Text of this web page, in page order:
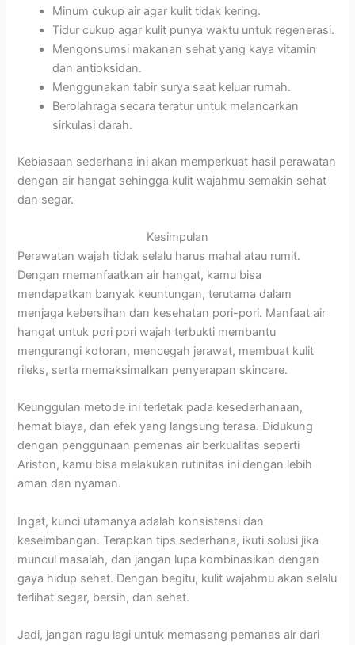
Minum cukup air agar kulit tidak kering.
Tidur cukup agar kulit punya waktu untuk regenerasi.
Mengonsumsi makanan sehat yang kaya vitamin
dan antioksidan.
Menggunakan tabir surya saat keluar rumah.
Berolahraga secara teratur untuk melancarkan
sirkulasi darah.
Kebiasaan sederhana ini akan memperkuat hasil perawatan
dengan air hangat sehingga kulit wajahmu semakin sehat
dan segar.
Kesimpulan
Perawatan wajah tidak selalu harus mahal atau rumit.
Dengan memanfaatkan air hangat, kamu bisa
mendapatkan banyak keuntungan, terutama dalam
menjaga kebersihan dan kesehatan pori-pori. Manfaat air
hangat untuk pori pori wajah terbukti membantu
mengurangi kotoran, mencegah jerawat, membuat kulit
rileks, serta memaksimalkan penyerapan skincare.
Keunggulan metode ini terletak pada kesederhanaan,
hemat biaya, dan efek yang langsung terasa. Didukung
dengan penggunaan pemanas air berkualitas seperti
Ariston, kamu bisa melakukan rutinitas ini dengan lebih
aman dan nyaman.
Ingat, kunci utamanya adalah konsistensi dan
keseimbangan. Terapkan tips sederhana, ikuti solusi jika
muncul masalah, dan jangan lupa kombinasikan dengan
gaya hidup sehat. Dengan begitu, kulit wajahmu akan selalu
terlihat segar, bersih, dan sehat.
Jadi, jangan ragu lagi untuk memasang pemanas air dari